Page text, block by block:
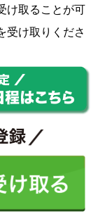
け取ることが可
受け取りくださ